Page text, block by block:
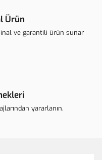
Ürün
ve garantili ürün sunar
yararlanın.